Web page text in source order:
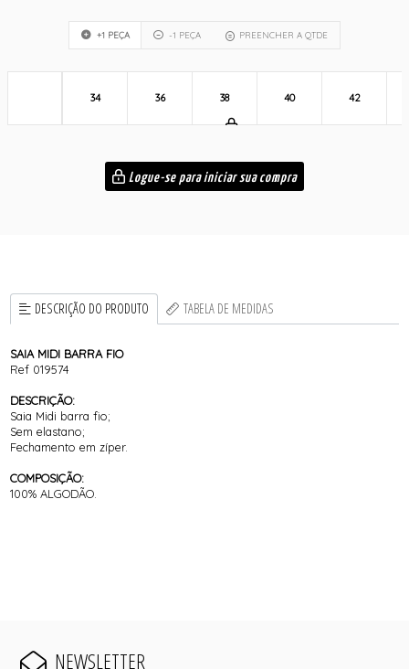
+1 PEÇA -1 PEÇA PREENCHER A QTDE
34 36 38 40 42
Logue-se para iniciar sua compra
DESCRIÇÃO DO PRODUTO TABELA DE MEDIDAS
SAIA MIDI BARRA FIO
Ref 019574
DESCRIÇÃO:
Saia Midi barra fio;
Sem elastano;
Fechamento em zíper.
COMPOSIÇÃO:
100% ALGODÃO.​​​​​​​
NEWSLETTER